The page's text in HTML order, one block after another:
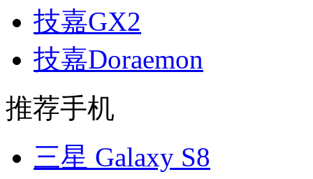
技嘉GX2
技嘉Doraemon
推荐手机
三星 Galaxy S8